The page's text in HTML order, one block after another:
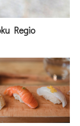
Regio